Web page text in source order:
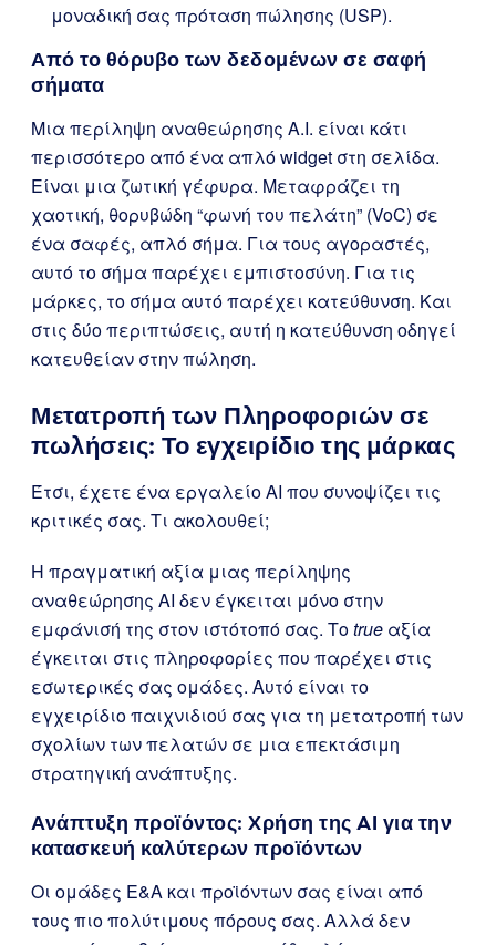
μοναδική σας πρόταση πώλησης (USP).
Από το θόρυβο των δεδομένων σε σαφή
σήματα
Μια περίληψη αναθεώρησης A.I. είναι κάτι
περισσότερο από ένα απλό widget στη σελίδα.
Είναι μια ζωτική γέφυρα. Μεταφράζει τη
χαοτική, θορυβώδη “φωνή του πελάτη” (VoC) σε
ένα σαφές, απλό σήμα. Για τους αγοραστές,
αυτό το σήμα παρέχει εμπιστοσύνη. Για τις
μάρκες, το σήμα αυτό παρέχει κατεύθυνση. Και
στις δύο περιπτώσεις, αυτή η κατεύθυνση οδηγεί
κατευθείαν στην πώληση.
Μετατροπή των Πληροφοριών σε
πωλήσεις: Το εγχειρίδιο της μάρκας
Έτσι, έχετε ένα εργαλείο AI που συνοψίζει τις
κριτικές σας. Τι ακολουθεί;
Η πραγματική αξία μιας περίληψης
αναθεώρησης AI δεν έγκειται μόνο στην
εμφάνισή της στον ιστότοπό σας. Τοtrue αξία
έγκειται στις πληροφορίες που παρέχει στις
εσωτερικές σας ομάδες. Αυτό είναι το
εγχειρίδιο παιχνιδιού σας για τη μετατροπή των
σχολίων των πελατών σε μια επεκτάσιμη
στρατηγική ανάπτυξης.
Ανάπτυξη προϊόντος: Χρήση της AI για την
κατασκευή καλύτερων προϊόντων
Οι ομάδες Ε&Α και προϊόντων σας είναι από
τους πιο πολύτιμους πόρους σας. Αλλά δεν